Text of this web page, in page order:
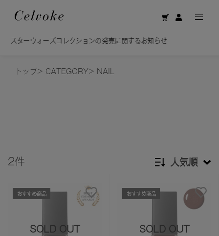
クションの発売に関するお知らせ
美容オイルで洗
トップ> CATEGORY> NAIL
2件 人気順
SOLD OUT
おすすめ商品
SOLD OUT
おすすめ商品